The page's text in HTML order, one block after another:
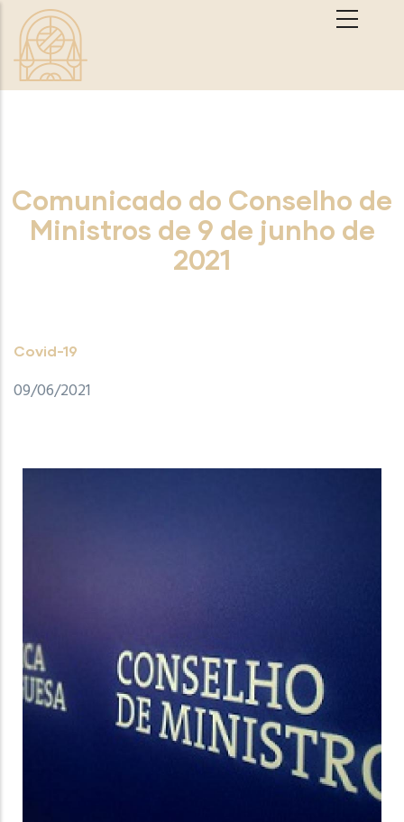
Passar para o conteúdo principal
Comunicado do Conselho de
Ministros de 9 de junho de
2021
Covid-19
09/06/2021